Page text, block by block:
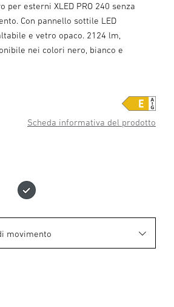
per esterni XLED PRO 240 senza
Con pannello sottile LED
e vetro opaco. 2124 lm,
nei colori nero, bianco e
Scheda informativa del prodotto
antracite